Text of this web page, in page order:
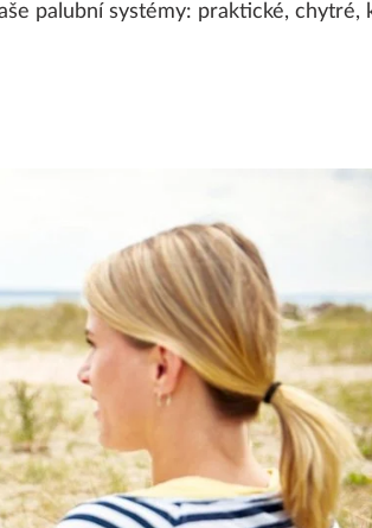
palubní systémy: praktické, chytré,